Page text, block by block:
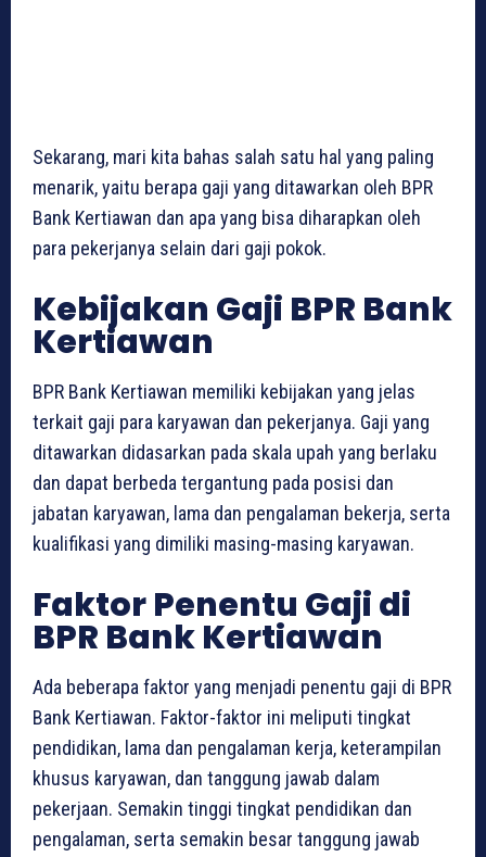
Sekarang, mari kita bahas salah satu hal yang paling
menarik, yaitu berapa gaji yang ditawarkan oleh BPR
Bank Kertiawan dan apa yang bisa diharapkan oleh
para pekerjanya selain dari gaji pokok.
Kebijakan Gaji BPR Bank
Kertiawan
BPR Bank Kertiawan memiliki kebijakan yang jelas
terkait gaji para karyawan dan pekerjanya. Gaji yang
ditawarkan didasarkan pada skala upah yang berlaku
dan dapat berbeda tergantung pada posisi dan
jabatan karyawan, lama dan pengalaman bekerja, serta
kualifikasi yang dimiliki masing-masing karyawan.
Faktor Penentu Gaji di
BPR Bank Kertiawan
Ada beberapa faktor yang menjadi penentu gaji di BPR
Bank Kertiawan. Faktor-faktor ini meliputi tingkat
pendidikan, lama dan pengalaman kerja, keterampilan
khusus karyawan, dan tanggung jawab dalam
pekerjaan. Semakin tinggi tingkat pendidikan dan
pengalaman, serta semakin besar tanggung jawab